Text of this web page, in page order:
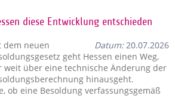
diese Entwicklung entschieden
Datum:20.07.2026
dem neuen
geht Hessen einen Weg,
weit über eine technische Änderung der
hinausgeht.
ob eine Besoldung verfassungsgemäß